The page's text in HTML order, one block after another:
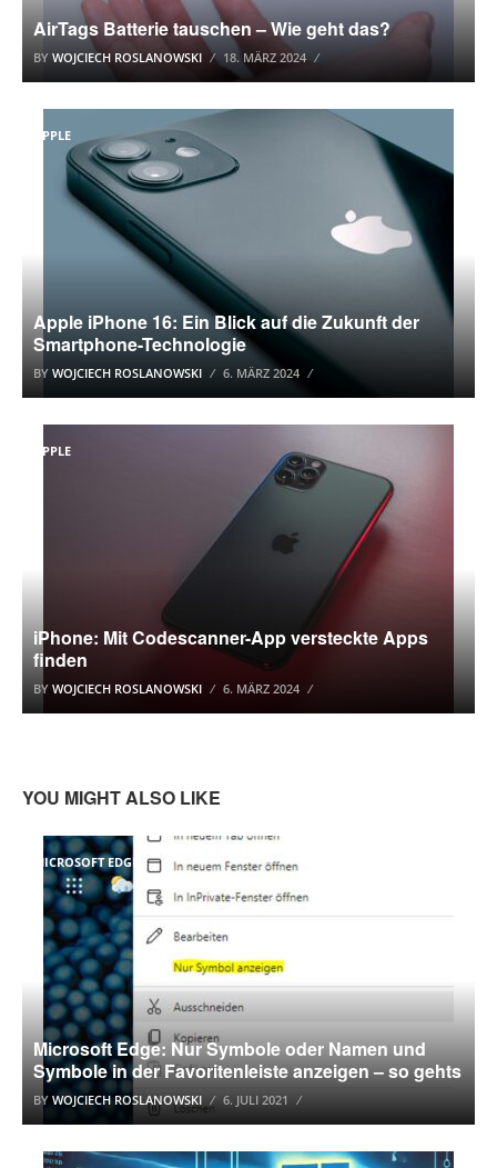
AirTags Batterie tauschen – Wie geht das?
BY WOJCIECH ROSLANOWSKI 18. MÄRZ 2024
APPLE
Apple iPhone 16: Ein Blick auf die Zukunft der
Smartphone-Technologie
BY WOJCIECH ROSLANOWSKI 6. MÄRZ 2024
APPLE
iPhone: Mit Codescanner-App versteckte Apps
finden
BY WOJCIECH ROSLANOWSKI 6. MÄRZ 2024
YOU MIGHT ALSO LIKE
MICROSOFT EDGE
Microsoft Edge: Nur Symbole oder Namen und
Symbole in der Favoritenleiste anzeigen – so gehts
BY WOJCIECH ROSLANOWSKI 6. JULI 2021